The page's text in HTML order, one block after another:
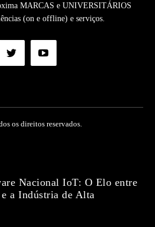
MARCAS e UNIVERSITÁRIOS
(on e offline) e serviços.
os direitos reservados.
Nacional IoT: O Elo entre
a Indústria de Alta